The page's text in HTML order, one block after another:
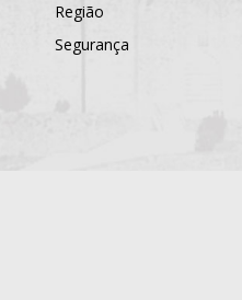
Região
Segurança